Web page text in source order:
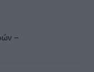
–